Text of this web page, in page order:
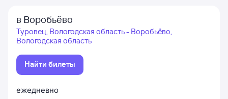
в Воробьёво
Туровец, Вологодская область - Воробьёво,
Вологодская область
Найти билеты
ежедневно